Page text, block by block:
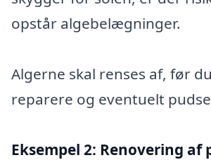
opstår algebelægninger.
Algerne skal renses af, før
reparere og eventuelt
Eksempel 2: Renovering af